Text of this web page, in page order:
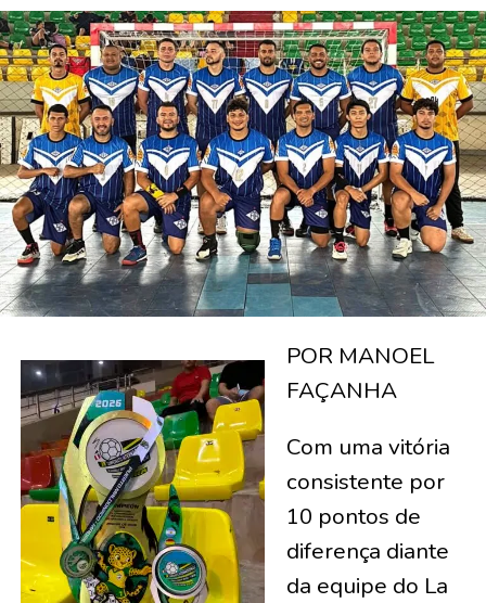
POR MANOEL
FAÇANHA
Com uma vitória
consistente por
10 pontos de
diferença diante
da equipe do La